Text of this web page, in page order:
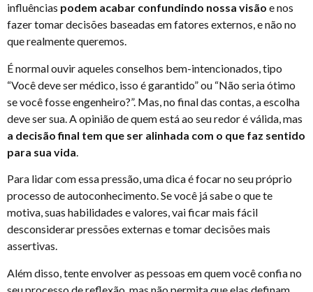
influências podem acabar confundindo nossa visão e nos
fazer tomar decisões baseadas em fatores externos, e não no
que realmente queremos.
É normal ouvir aqueles conselhos bem-intencionados, tipo
“Você deve ser médico, isso é garantido” ou “Não seria ótimo
se você fosse engenheiro?”. Mas, no final das contas, a escolha
deve ser sua. A opinião de quem está ao seu redor é válida, mas
a decisão final tem que ser alinhada com o que faz sentido
para sua vida.
Para lidar com essa pressão, uma dica é focar no seu próprio
processo de autoconhecimento. Se você já sabe o que te
motiva, suas habilidades e valores, vai ficar mais fácil
desconsiderar pressões externas e tomar decisões mais
assertivas.
Além disso, tente envolver as pessoas em quem você confia no
seu processo de reflexão, mas não permita que elas definam